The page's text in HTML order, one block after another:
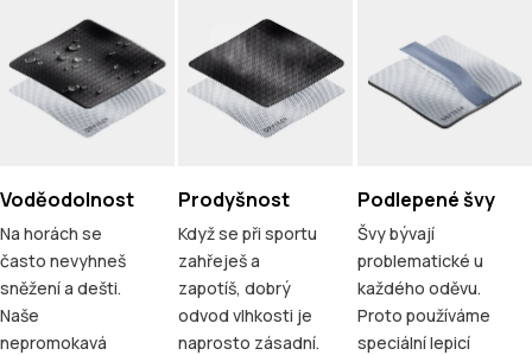
Voděodolnost
Na horách se
často nevyhneš
sněžení a dešti.
Naše
nepromokavá
Prodyšnost
Když se při sportu
zahřeješ a
zapotíš, dobrý
odvod vlhkosti je
naprosto zásadní.
Podlepené švy
Švy bývají
problematické u
každého oděvu.
Proto používáme
speciální lepicí